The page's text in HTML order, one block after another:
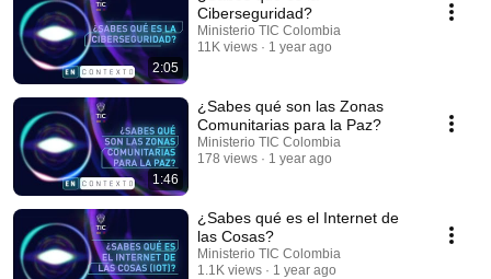
2:05
Ciberseguridad?
Ministerio TIC Colombia
11K views
1 year ago
1:46
¿Sabes qué son las Zonas
Comunitarias para la Paz?
Ministerio TIC Colombia
178 views
1 year ago
¿Sabes qué es el Internet de
las Cosas?
Ministerio TIC Colombia
1.1K views
1 year ago